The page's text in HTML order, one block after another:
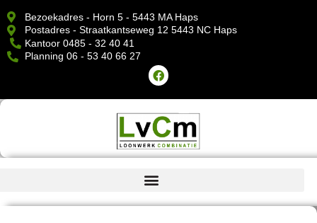
Bezoekadres - Horn 5 - 5443 MA Haps
Postadres - Straatkantseweg 12 5443 NC Haps
Kantoor 0485 - 32 40 41
Planning 06 - 53 40 66 27